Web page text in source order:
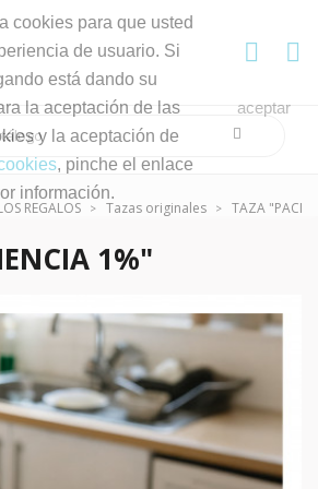
cookies para que usted
de usuario. Si
está dando su
la aceptación de las
y la aceptación de
, pinche el enlace
información.
aceptar
REGALOS Tazas originales TAZA
1%"